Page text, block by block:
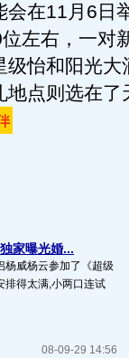
在11月6日
左右，一对
怡和阳光大
点则选在了
家曝光婚...
杨威杨云参加了《超级
排得太满,小两口连试
08-09-29 14:56